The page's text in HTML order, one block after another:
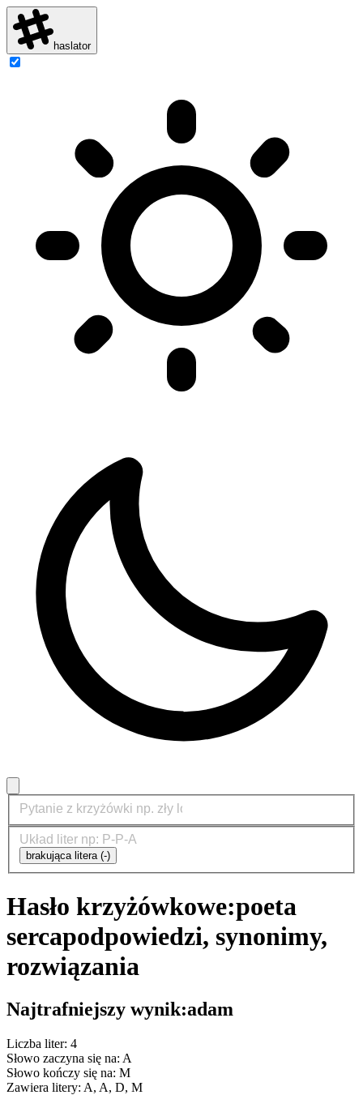
haslator
brakująca litera (-)
Hasło krzyżówkowe:poeta
sercapodpowiedzi, synonimy,
rozwiązania
Najtrafniejszy wynik:adam
Liczba liter: 4
Słowo zaczyna się na: A
Słowo kończy się na: M
Zawiera litery: A, A, D, M